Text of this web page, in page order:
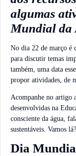
algumas
Mundial da
No dia 22 de março é
para discutir temas
também, uma data
propor atividades, de
Acompanhe no artigo
desenvolvidas na
consciente da água,
sustentáveis. Vamos lá?
Dia